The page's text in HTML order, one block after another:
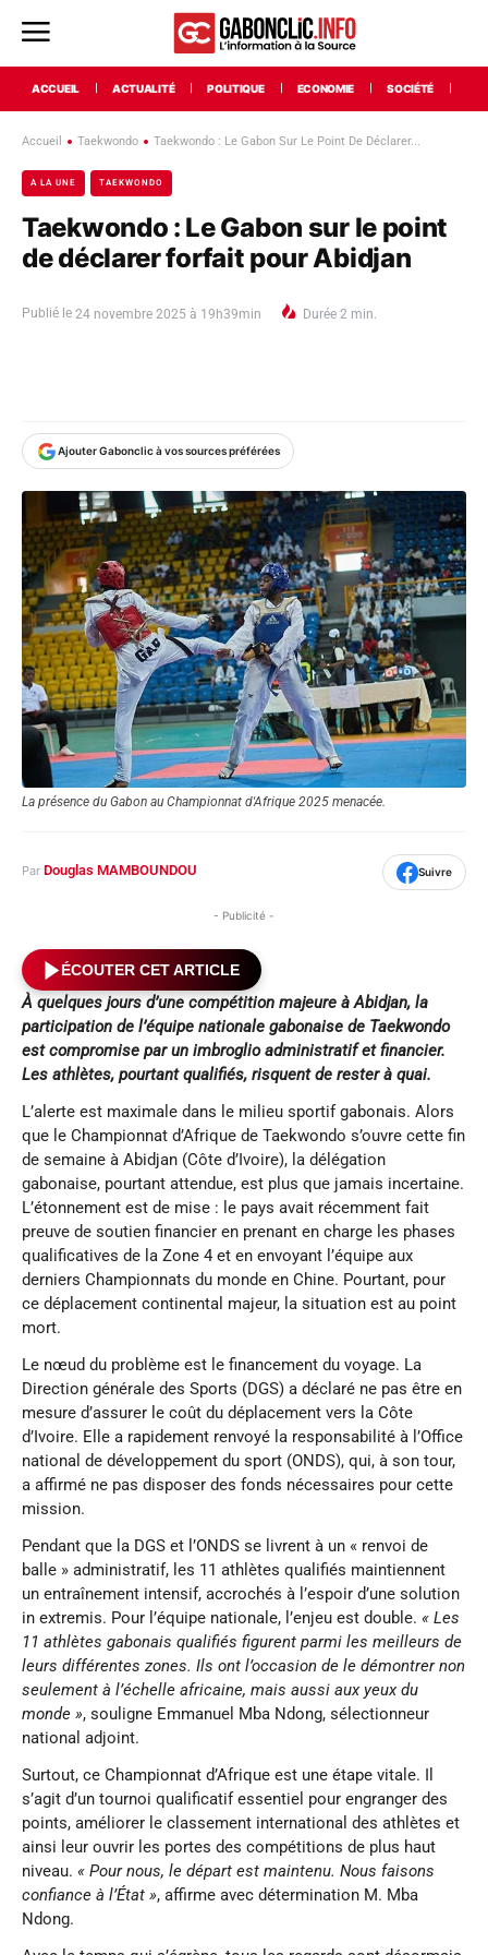
ACCUEIL ACTUALITÉ POLITIQUE ECONOMIE SOCIÉTÉ
Accueil Taekwondo Taekwondo : Le Gabon Sur Le Point De Déclarer...
A LA UNE TAEKWONDO
Taekwondo : Le Gabon sur le point
de déclarer forfait pour Abidjan
Publié le 24 novembre 2025 à 19h39min Durée 2 min.
Ajouter Gabonclic à vos sources préférées
La présence du Gabon au Championnat d'Afrique 2025 menacée.
Par Douglas MAMBOUNDOU Suivre
- Publicité -
ÉCOUTER CET ARTICLE
À quelques jours d’une compétition majeure à Abidjan, la
participation de l’équipe nationale gabonaise de Taekwondo
est compromise par un imbroglio administratif et financier.
Les athlètes, pourtant qualifiés, risquent de rester à quai.
L’alerte est maximale dans le milieu sportif gabonais. Alors
que le Championnat d’Afrique de Taekwondo s’ouvre cette fin
de semaine à Abidjan (Côte d’Ivoire), la délégation
gabonaise, pourtant attendue, est plus que jamais incertaine.
L’étonnement est de mise : le pays avait récemment fait
preuve de soutien financier en prenant en charge les phases
qualificatives de la Zone 4 et en envoyant l’équipe aux
derniers Championnats du monde en Chine. Pourtant, pour
ce déplacement continental majeur, la situation est au point
mort.
Le nœud du problème est le financement du voyage. La
Direction générale des Sports (DGS) a déclaré ne pas être en
mesure d’assurer le coût du déplacement vers la Côte
d’Ivoire. Elle a rapidement renvoyé la responsabilité à l’Office
national de développement du sport (ONDS), qui, à son tour,
a affirmé ne pas disposer des fonds nécessaires pour cette
mission.
Pendant que la DGS et l’ONDS se livrent à un « renvoi de
balle » administratif, les 11 athlètes qualifiés maintiennent
un entraînement intensif, accrochés à l’espoir d’une solution
in extremis. Pour l’équipe nationale, l’enjeu est double. « Les
11 athlètes gabonais qualifiés figurent parmi les meilleurs de
leurs différentes zones. Ils ont l’occasion de le démontrer non
seulement à l’échelle africaine, mais aussi aux yeux du
monde », souligne Emmanuel Mba Ndong, sélectionneur
national adjoint.
Surtout, ce Championnat d’Afrique est une étape vitale. Il
s’agit d’un tournoi qualificatif essentiel pour engranger des
points, améliorer le classement international des athlètes et
ainsi leur ouvrir les portes des compétitions de plus haut
niveau. « Pour nous, le départ est maintenu. Nous faisons
confiance à l’État », affirme avec détermination M. Mba
Ndong.